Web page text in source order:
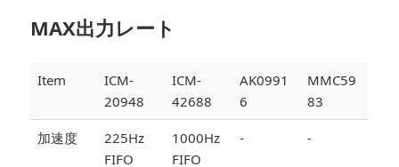
MAX出力レート
Item
ICM-
20948
ICM-
42688
AK0991
6
MMC59
83
加速度
225Hz
FIFO
1000Hz
FIFO
- -